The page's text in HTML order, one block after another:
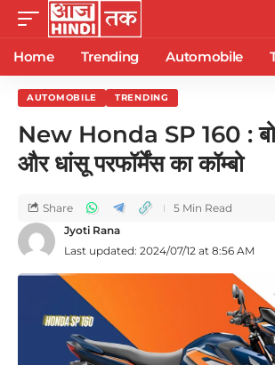
Home Trending Automobile
AUTOMOBILE TRENDING
New Honda SP 160 :
और धांसू परफॉर्मेंस का कॉम्बो
Last updated: 2024/07/12 at 8:56 AM
Jyoti Rana
Share 5 Min Read